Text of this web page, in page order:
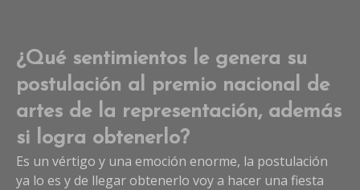
¿Qué sentimientos le genera su
postulación al premio nacional de
artes de la representación, además
si logra obtenerlo?
Es un vértigo y una emoción enorme, la postulación
ya lo es y de llegar obtenerlo voy a hacer una fiesta